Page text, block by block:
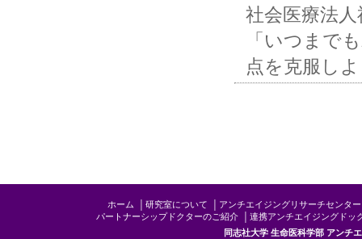
社会医療法
「いつまで
点を克服し
ホーム 研究室について
アンチエイジングリサーチセンター
パートナーシップドクターのご紹介
連携アンチエイジングドッ
同志社大学 生命医科学部 アンチ